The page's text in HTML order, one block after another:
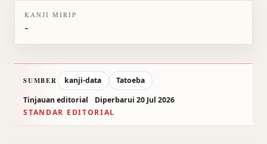
KANJI MIRIP
-
SUMBER kanji-data
Tatoeba
Tinjauan editorial
Diperbarui 20 Jul 2026
STANDAR EDITORIAL